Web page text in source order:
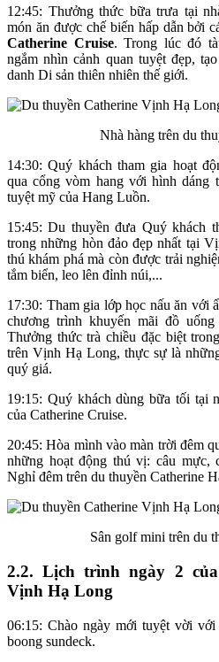
12:45: Thưởng thức bữa trưa tại
món ăn được chế biến hấp dẫn bởi
Catherine Cruise. Trong lúc đó
ngắm nhìn cảnh quan tuyệt đẹp,
danh Di sản thiên nhiên thế giới.
Nhà hàng trên du
14:30: Quý khách tham gia hoạt
qua cổng vòm hang với hình dáng
tuyệt mỹ của Hang Luồn.
15:45: Du thuyền đưa Quý khách
trong những hòn đảo đẹp nhất tại
thú khám phá mà còn được trải
tắm biển, leo lên đỉnh núi,...
17:30: Tham gia lớp học nấu ăn với
chương trình khuyến mãi đồ uống
Thưởng thức trà chiều đặc biệt
trên Vịnh Hạ Long, thực sự là
quý giá.
19:15: Quý khách dùng bữa tối tại
của Catherine Cruise.
20:45: Hòa mình vào màn trời đêm
những hoạt động thú vị: câu mực,
Nghỉ đêm trên du thuyền Catherine
Sân golf mini trên du
2.2. Lịch trình ngày 2
Vịnh Hạ Long
06:15: Chào ngày mới tuyệt vời
boong sundeck.